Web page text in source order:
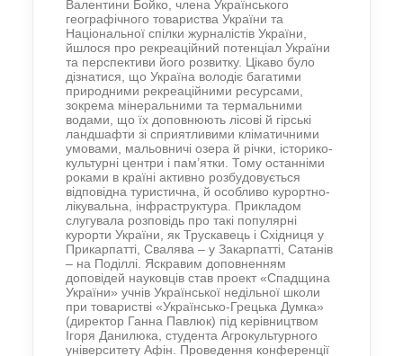
Валентини Бойко, члена Українського
географічного товариства України та
Національної спілки журналістів України,
йшлося про рекреаційний потенціал України
та перспективи його розвитку. Цікаво було
дізнатися, що Україна володіє багатими
природними рекреаційними ресурсами,
зокрема мінеральними та термальними
водами, що їх доповнюють лісові й гірські
ландшафти зі сприятливими кліматичними
умовами, мальовничі озера й річки, історико-
культурні центри і пам’ятки. Тому останніми
роками в країні активно розбудовується
відповідна туристична, й особливо курортно-
лікувальна, інфраструктура. Прикладом
слугувала розповідь про такі популярні
курорти України, як Трускавець і Східниця у
Прикарпатті, Свалява – у Закарпатті, Сатанів
– на Поділлі. Яскравим доповненням
доповідей науковців став проект «Спадщина
України» учнів Української недільної школи
при товаристві «Українсько-Грецька Думка»
(директор Ганна Павлюк) під керівництвом
Ігоря Данилюка, студента Агрокультурного
університету Афін. Проведення конференції